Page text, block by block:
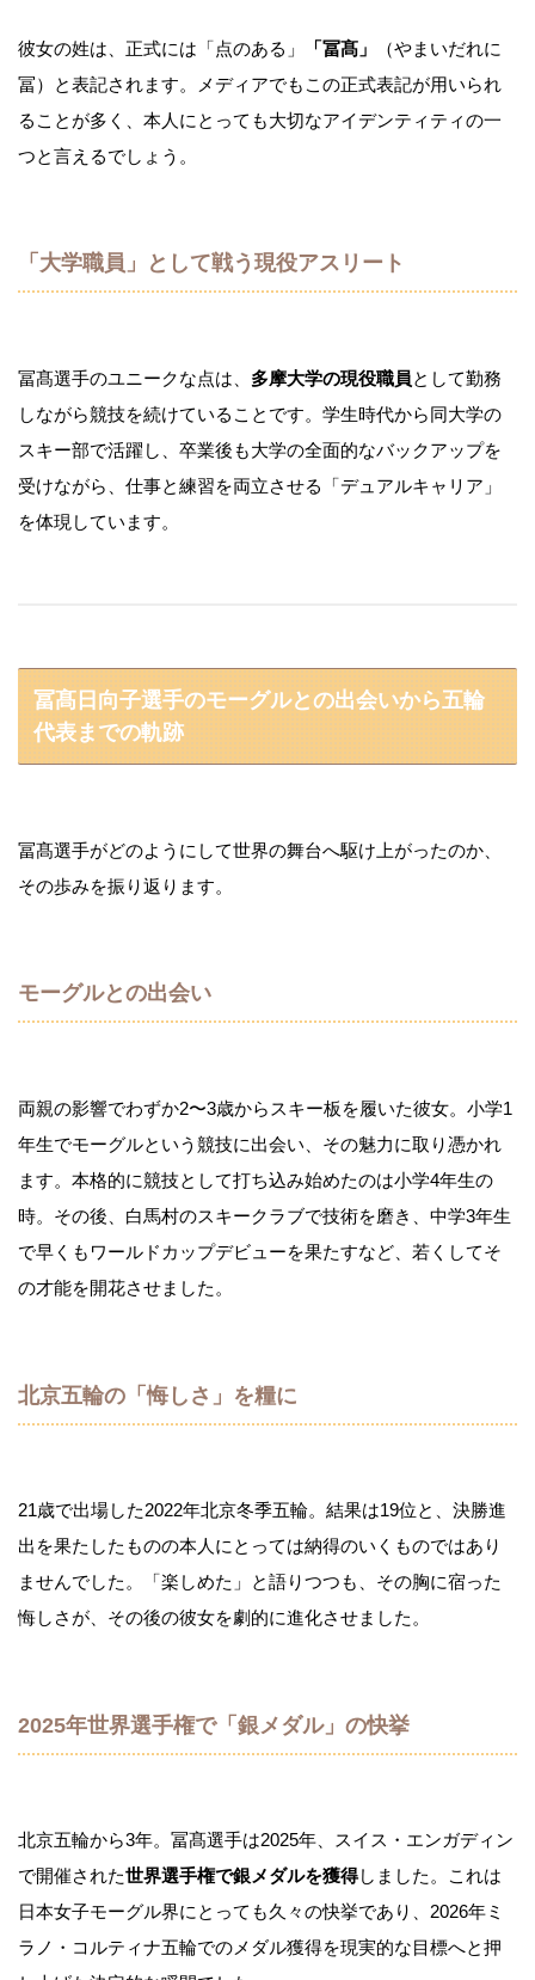
彼女の姓は、正式には「点のある」 「冨髙」
（やまいだれに
冨）と表記されます。メディアでもこの正式表記が用いられ
ることが多く、本人にとっても大切なアイデンティティの一
つと言えるでしょう。
「大学職員」として戦う現役アスリート
冨髙選手のユニークな点は、 多摩大学の現役職員として勤務
しながら競技を続けていることです。学生時代から同大学の
スキー部で活躍し、卒業後も大学の全面的なバックアップを
受けながら、仕事と練習を両立させる「デュアルキャリア」
を体現しています。
冨髙日向子選手のモーグルとの出会いから五輪
代表までの軌跡
冨髙選手がどのようにして世界の舞台へ駆け上がったのか、
その歩みを振り返ります。
モーグルとの出会い
両親の影響でわずか2〜3歳からスキー板を履いた彼女。小学1
年生でモーグルという競技に出会い、その魅力に取り憑かれ
ます。本格的に競技として打ち込み始めたのは小学4年生の
時。その後、白馬村のスキークラブで技術を磨き、中学3年生
で早くもワールドカップデビューを果たすなど、若くしてそ
の才能を開花させました。
北京五輪の「悔しさ」を糧に
21歳で出場した2022年北京冬季五輪。結果は19位と、決勝進
出を果たしたものの本人にとっては納得のいくものではあり
ませんでした。「楽しめた」と語りつつも、その胸に宿った
悔しさが、その後の彼女を劇的に進化させました。
2025年世界選手権で「銀メダル」の快挙
北京五輪から3年。冨髙選手は2025年、スイス・エンガディン
で開催された世界選手権で銀メダルを獲得しました。これは
日本女子モーグル界にとっても久々の快挙であり、2026年ミ
ラノ・コルティナ五輪でのメダル獲得を現実的な目標へと押